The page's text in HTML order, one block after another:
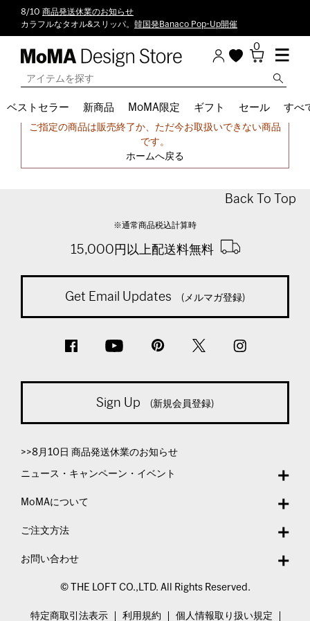
8/10 商品発送休業のお知らせ
カラフルなタオル&スリッパ。 韓国発Banaco Pop-Up開催
0
ベストセラー 新商品 MoMA限定 ギフト セール すべ
申し訳ございません。
ご指定の商品は販売終了か、ただ今お取扱いできない商品
です。
ホームへ戻る
Back To Top
※通常商品税込計算時
15,000円以上配送料無料
Get Email Updates (メルマガ登録)
Sign Up (新規会員登録)
>>8月10日 商品発送休業のお知らせ
ニュース・キャンペーン・イベント
MoMAについて
ご注文方法
お問い合わせ
© THE LOFT CO.,LTD. All Rights Reserved.
特定商取引法表示 利用規約 個人情報取り扱い規定